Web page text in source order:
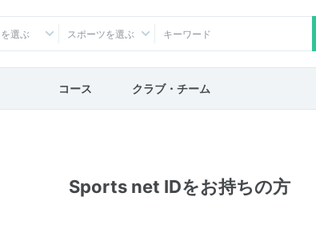
選ぶ スポーツを選ぶ
コース クラブ・チーム
Sports net IDをお持ちの方